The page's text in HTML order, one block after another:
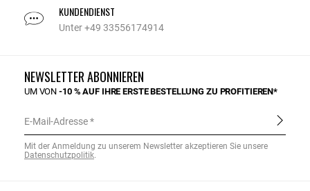
KUNDENDIENST
Unter +49 33556174914
NEWSLETTER ABONNIEREN
UM VON-10 % AUF IHRE ERSTE BESTELLUNG ZU PROFITIEREN*
E-Mail-Adresse
Mit der Anmeldung zu unserem Newsletter akzeptieren Sie unsere
Datenschutzpolitik.